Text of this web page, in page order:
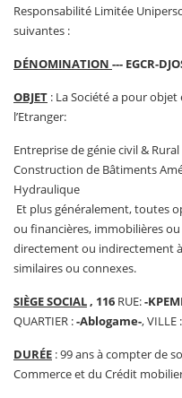
Responsabilité Limitée
suivantes :
DÉNOMINATION --- EGCR-
OBJET : La Société a pour
l’Etranger:
Entreprise de génie civil &
Construction de Bâtiments
Hydraulique
Et plus généralement, toutes
ou financières, immobilières
directement ou indirectement
similaires ou connexes.
SIÈGE SOCIAL, 116 RUE:-
QUARTIER :-Ablogame-, VILLE :
DURÉE : 99 ans à compter de
Commerce et du Crédit